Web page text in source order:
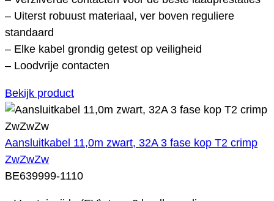
– Uiterst robuust materiaal, ver boven reguliere
standaard
– Elke kabel grondig getest op veiligheid
– Loodvrije contacten
Bekijk product
Aansluitkabel 11,0m zwart, 32A 3 fase kop T2 crimp
ZwZwZw
BE639999-1110